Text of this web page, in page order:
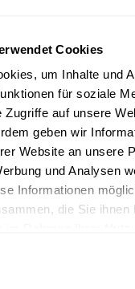
Cookies
um Inhalte und
für soziale
Zugriffe auf unsere
geben wir
Website an unsere
und Analysen
Informationen
die Sie ihnen
et
réglementaire
qu’aux rapports
idéologie et
la culture
industries